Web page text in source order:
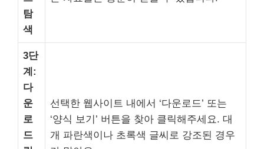
탐
색
3단
계:
다
운
로
드
선택한 웹사이트 내에서 ‘다운로드’ 또는
‘양식 보기’ 버튼을 찾아 클릭해주세요. 대
개 파란색이나 초록색 글씨로 강조된 경우